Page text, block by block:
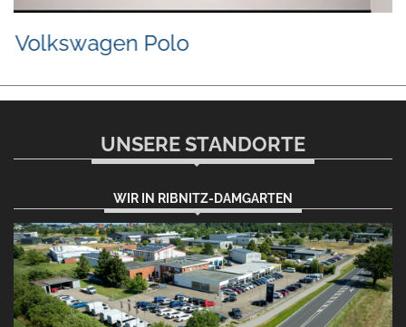
Hyundai i30
UNSERE STANDORTE
WIR IN RIBNITZ-DAMGARTEN